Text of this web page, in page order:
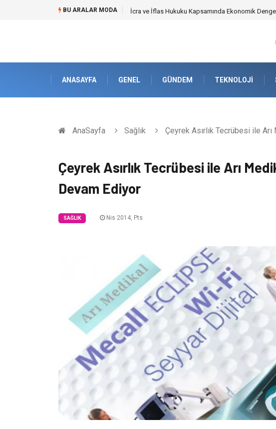
BU ARALAR MODA Cybersecurity Solutions (Siber Güvenlik
ANASAYFA GENEL GÜNDEM TEKNOLOJI
AnaSayfa Sağlık Çeyrek Asırlık Tecrübesi ile
Çeyrek Asırlık Tecrübesi ile Arı
Devam Ediyor
SAĞLIK Nis 2014, Pts